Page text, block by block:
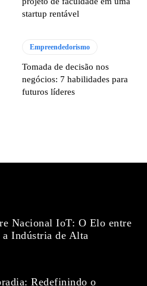
startup rentável
Empreendedorismo
Tomada de decisão nos
negócios: 7 habilidades para
futuros líderes
Nacional IoT: O Elo entre
Indústria de Alta
Redefinindo o